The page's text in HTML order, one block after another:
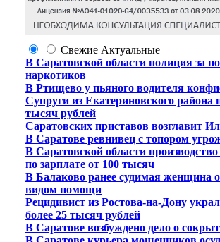
Свежие Актуальные
В Саратовской области полиция за
наркотиков
В Ртищево у пьяного водителя
Супруги из Екатериновского
тысяч рублей
Саратовских приставов возглавит
В Саратове ревнивец с топором
В Саратовской области
по зарплате от 100 тысяч
В Балаково ранее судимая женщина
видом помощи
Рецидивист из Ростова-на-Дону
более 25 тысяч рублей
В Саратове возбуждено дело о